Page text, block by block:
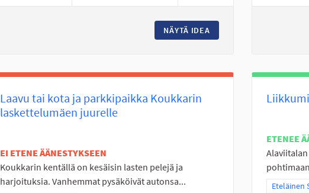
NÄYTÄ IDEA
Laavu tai kota ja parkkipaikka Koukkarin
laskettelumäen juurelle
EI ETENE ÄÄNESTYKSEEN
Koukkarin kentällä on kesäisin lasten pelejä ja
harjoituksia. Vanhemmat pysäköivät autonsa...
ETENEE
Rajaa
Eteläinen